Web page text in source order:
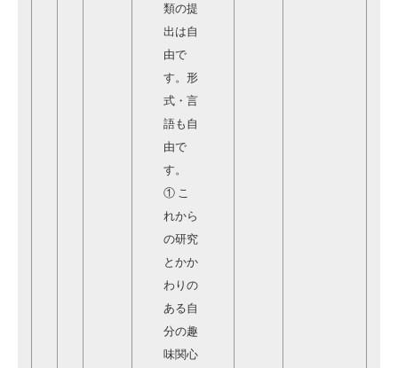
類の提
出は自
由で
す。形
式・言
語も自
由で
す。
① こ
れから
の研究
とかか
わりの
ある自
分の趣
味関心